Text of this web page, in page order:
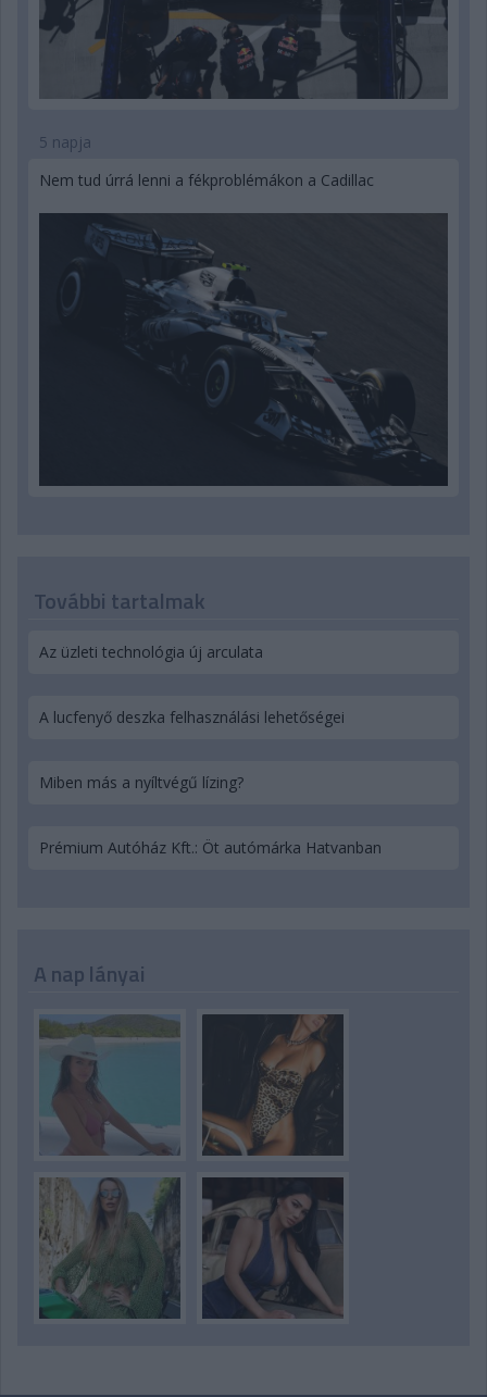
5 napja
Nem tud úrrá lenni a fékproblémákon a Cadillac
További tartalmak
Az üzleti technológia új arculata
A lucfenyő deszka felhasználási lehetőségei
Miben más a nyíltvégű lízing?
Prémium Autóház Kft.: Öt autómárka Hatvanban
A nap lányai